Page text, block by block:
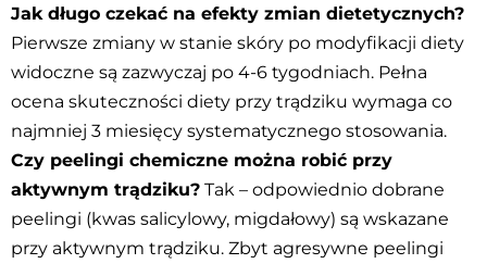
Jak długo czekać na efekty zmian dietetycznych?
Pierwsze zmiany w stanie skóry po modyfikacji diety
widoczne są zazwyczaj po 4-6 tygodniach. Pełna
ocena skuteczności diety przy trądziku wymaga co
najmniej 3 miesięcy systematycznego stosowania.
Czy peelingi chemiczne można robić przy
aktywnym trądziku? Tak – odpowiednio dobrane
peelingi (kwas salicylowy, migdałowy) są wskazane
przy aktywnym trądziku. Zbyt agresywne peelingi